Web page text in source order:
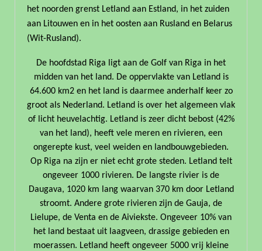
het noorden grenst Letland aan Estland, in het zuiden
aan Litouwen en in het oosten aan Rusland en Belarus
(Wit-Rusland).
De hoofdstad Riga ligt aan de Golf van Riga in het
midden van het land. De oppervlakte van Letland is
64.600 km2 en het land is daarmee anderhalf keer zo
groot als Nederland. Letland is over het algemeen vlak
of licht heuvelachtig. Letland is zeer dicht bebost (42%
van het land), heeft vele meren en rivieren, een
ongerepte kust, veel weiden en landbouwgebieden.
Op Riga na zijn er niet echt grote steden. Letland telt
ongeveer 1000 rivieren. De langste rivier is de
Daugava, 1020 km lang waarvan 370 km door Letland
stroomt. Andere grote rivieren zijn de Gauja, de
Lielupe, de Venta en de Aiviekste. Ongeveer 10% van
het land bestaat uit laagveen, drassige gebieden en
moerassen. Letland heeft ongeveer 5000 vrij kleine